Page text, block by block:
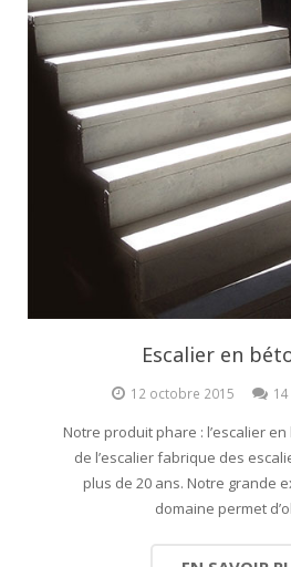
Escalier en
12 octobre 2015
Notre produit phare : l’escalier
de l’escalier fabrique des
plus de 20 ans. Notre grande
domaine permet